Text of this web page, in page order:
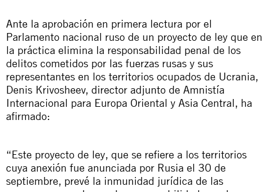
Ante la aprobación en primera lectura por el
Parlamento nacional ruso de un proyecto de ley que en
la práctica elimina la responsabilidad penal de los
delitos cometidos por las fuerzas rusas y sus
representantes en los territorios ocupados de Ucrania,
Denis Krivosheev, director adjunto de Amnistía
Internacional para Europa Oriental y Asia Central, ha
afirmado:
“Este proyecto de ley, que se refiere a los territorios
cuya anexión fue anunciada por Rusia el 30 de
septiembre, prevé la inmunidad jurídica de las